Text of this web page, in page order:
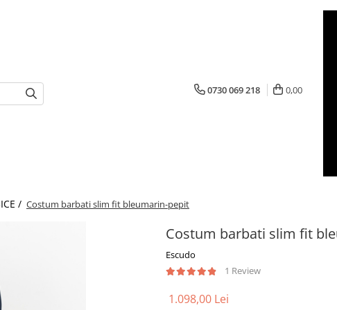
0730 069 218 0,00
/ Costum barbati slim fit bleumarin-pepit
Costum barbati slim fit
Escudo
1 Review
1.098,00 Lei